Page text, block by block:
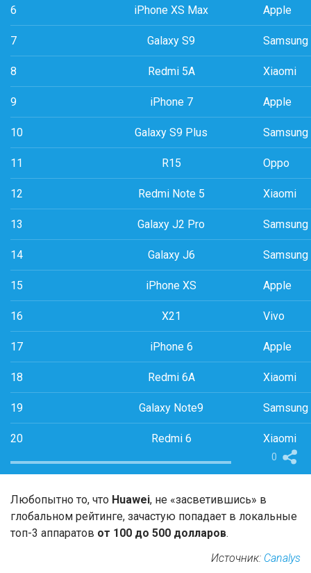
6 iPhone XS Max Apple
7 Galaxy S9 Samsung
8 Redmi 5A Xiaomi
9 iPhone 7 Apple
10 Galaxy S9 Plus Samsung
11 R15 Oppo
12 Redmi Note 5 Xiaomi
13 Galaxy J2 Pro Samsung
14 Galaxy J6 Samsung
15 iPhone XS Apple
16 X21 Vivo
17 iPhone 6 Apple
18 Redmi 6A Xiaomi
19 Galaxy Note9 Samsung
20 Redmi 6 Xiaomi
0
Любопытно то, что Huawei, не «засветившись» в
глобальном рейтинге, зачастую попадает в локальные
топ-3 аппаратов от 100 до 500 долларов.
Источник: Canalys